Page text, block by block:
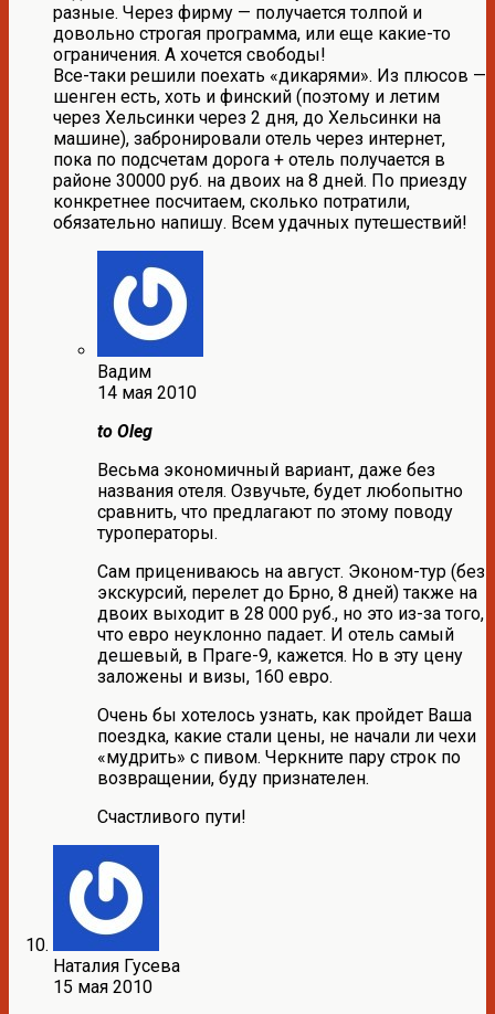
разные. Через фирму — получается толпой и
довольно строгая программа, или еще какие-то
ограничения. А хочется свободы!
Все-таки решили поехать «дикарями». Из плюсов —
шенген есть, хоть и финский (поэтому и летим
через Хельсинки через 2 дня, до Хельсинки на
машине), забронировали отель через интернет,
пока по подсчетам дорога + отель получается в
районе 30000 руб. на двоих на 8 дней. По приезду
конкретнее посчитаем, сколько потратили,
обязательно напишу. Всем удачных путешествий!
Вадим
14 мая 2010
to Oleg
Весьма экономичный вариант, даже без
названия отеля. Озвучьте, будет любопытно
сравнить, что предлагают по этому поводу
туроператоры.
Сам прицениваюсь на август. Эконом-тур (без
экскурсий, перелет до Брно, 8 дней) также на
двоих выходит в 28 000 руб., но это из-за того,
что евро неуклонно падает. И отель самый
дешевый, в Праге-9, кажется. Но в эту цену
заложены и визы, 160 евро.
Очень бы хотелось узнать, как пройдет Ваша
поездка, какие стали цены, не начали ли чехи
«мудрить» с пивом. Черкните пару строк по
возвращении, буду признателен.
Счастливого пути!
Наталия Гусева
15 мая 2010